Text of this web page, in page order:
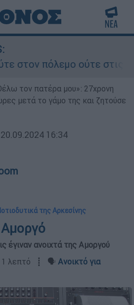
πόλεμο ούτε στις
τον πατέρα μου»: 27χρονη
μετά το γάμο της και ζητούσε
20.09.2024 16:34
της Αρκεσίνης
Αμοργό
έγιναν ανοιχτά της Αμοργού
1 λεπτό ┋ 🗣️ Ανοικτό για